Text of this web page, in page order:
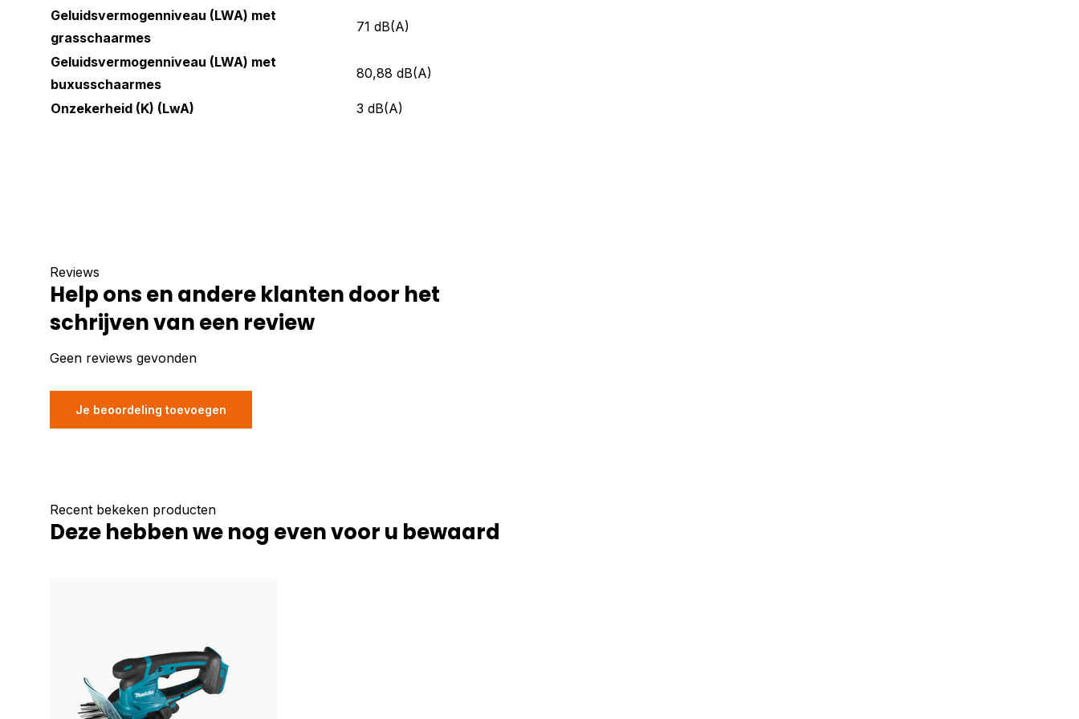
Geluidsvermogenniveau (LWA) met
grasschaarmes
71 dB(A)
Geluidsvermogenniveau (LWA) met
buxusschaarmes
80,88 dB(A)
Onzekerheid (K) (LwA) 3 dB(A)
Reviews
Help ons en andere klanten door het
schrijven van een review
Geen reviews gevonden
Je beoordeling toevoegen
Recent bekeken producten
Deze hebben we nog even voor u bewaard